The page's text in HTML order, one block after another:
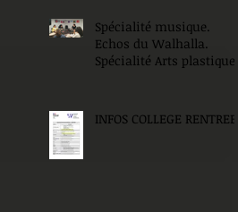
Spécialité musique.
Echos du Walhalla.
Spécialité Arts plastiques.
INFOS COLLEGE RENTREE